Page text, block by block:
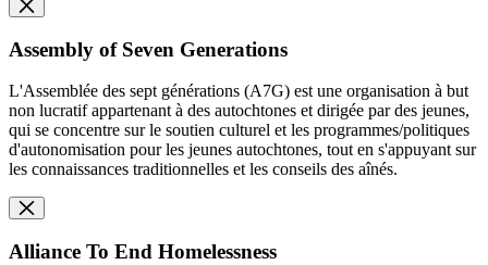
Assembly of Seven Generations
L'Assemblée des sept générations (A7G) est une organisation à but
non lucratif appartenant à des autochtones et dirigée par des jeunes,
qui se concentre sur le soutien culturel et les programmes/politiques
d'autonomisation pour les jeunes autochtones, tout en s'appuyant sur
les connaissances traditionnelles et les conseils des aînés.
Alliance To End Homelessness